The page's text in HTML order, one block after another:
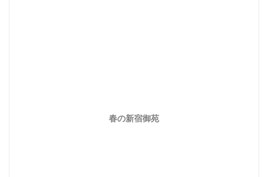
春の新宿御苑